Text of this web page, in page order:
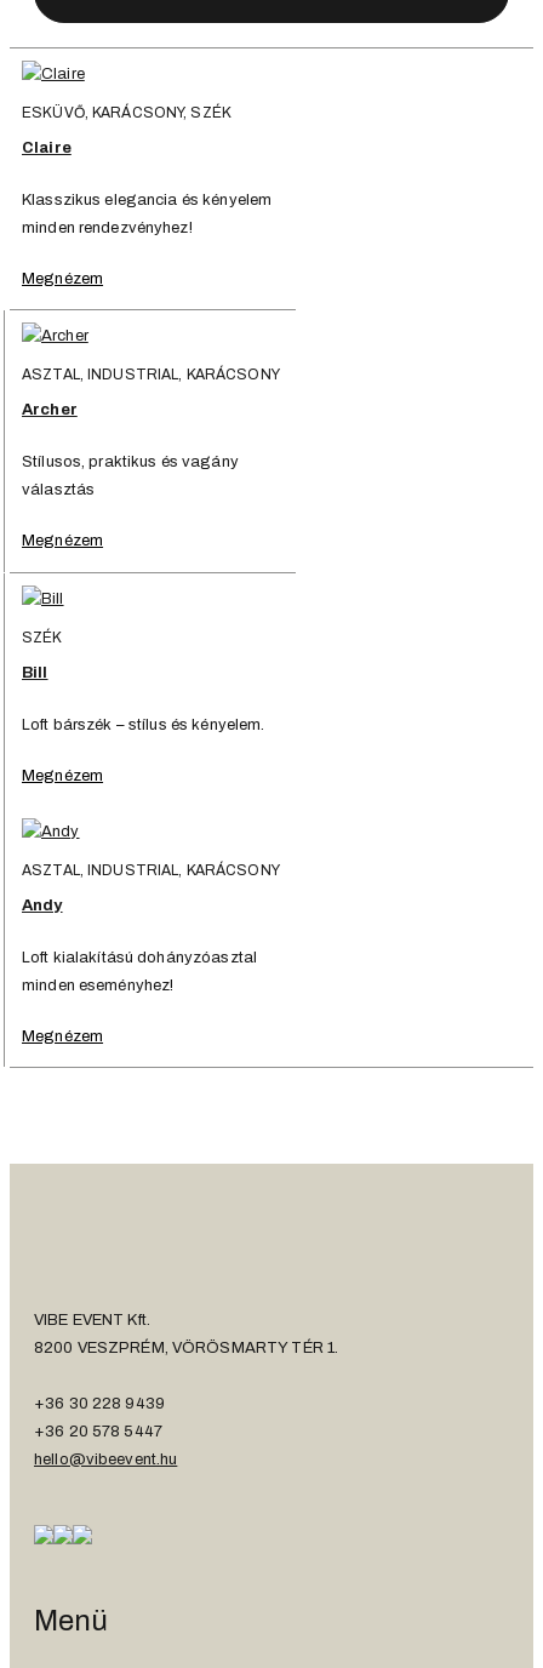
ESKÜVŐ, KARÁCSONY, SZÉK
Claire
Klasszikus elegancia és kényelem
minden rendezvényhez!
Megnézem
ASZTAL, INDUSTRIAL, KARÁCSONY
Archer
Stílusos, praktikus és vagány
választás
Megnézem
SZÉK
Bill
Loft bárszék – stílus és kényelem.
Megnézem
ASZTAL, INDUSTRIAL, KARÁCSONY
Andy
Loft kialakítású dohányzóasztal
minden eseményhez!
Megnézem
VIBE EVENT Kft.
8200 VESZPRÉM, VÖRÖSMARTY TÉR 1.
+36 30 228 9439
+36 20 578 5447
hello@vibeevent.hu
Menü